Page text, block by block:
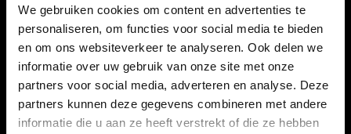
We gebruiken cookies om content en advertenties te
personaliseren, om functies voor social media te bieden
en om ons websiteverkeer te analyseren. Ook delen we
informatie over uw gebruik van onze site met onze
partners voor social media, adverteren en analyse. Deze
partners kunnen deze gegevens combineren met andere
informatie die u aan ze heeft verstrekt of die ze hebben
CLUB
TEAMS
STADION
SUPPORTERS
FOUNDATION
KAARTVERKOOP
BUSINESS